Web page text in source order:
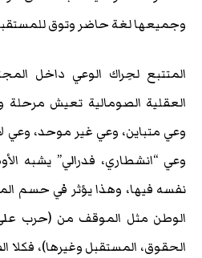
وجميعها لغة حاضر وتوق
المتتبع لحِراك الوعي داخل
العقلية الصومالية تعيش مرحلة
وعي متباين، وعي غير موحد، وعي
وعي “انشطاري، فدرالي” يشبه
نفسه فيها، وهذا يؤثر في حسم
الوطن مثل الموقف من (حرب على
الحقوق، المستقبل وغيرها)، فكلا